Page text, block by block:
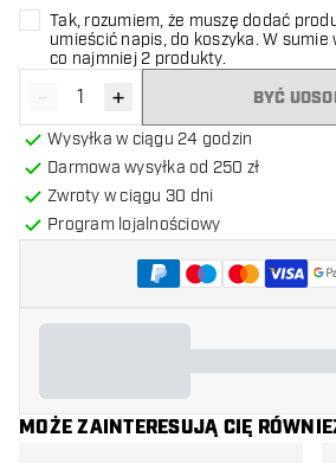
Tak, rozumiem, że muszę dodać
umieścić napis, do koszyka. W sumie
co najmniej 2 produkty.
Zmniejsz ilość
- Zwiększ ilość
+ BYĆ
Wysyłka w ciągu 24 godzin
Darmowa wysyłka od 250 zł
Zwroty w ciągu 30 dni
Program lojalnościowy
MOŻE ZAINTERESUJĄ CIĘ